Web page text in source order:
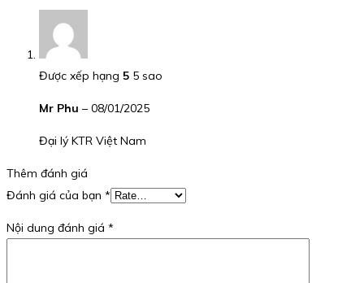
Được xếp hạng 5 5 sao
Mr Phu – 08/01/2025
Đại lý KTR Việt Nam
Thêm đánh giá
Đánh giá của bạn *
Nội dung đánh giá *